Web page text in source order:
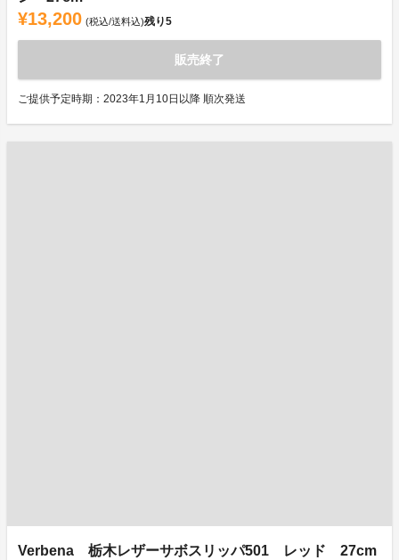
¥13,200 (税込/送料込)残り5
販売終了
ご提供予定時期：2023年1月10日以降 順次発送
Verbena 栃木レザーサボスリッパ501 レッド 27cm